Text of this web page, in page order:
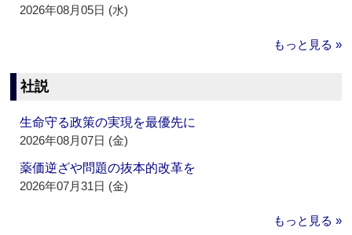
2026年08月05日 (水)
もっと見る »
社説
生命守る政策の実現を最優先に
2026年08月07日 (金)
薬価逆ざや問題の抜本的改革を
2026年07月31日 (金)
もっと見る »